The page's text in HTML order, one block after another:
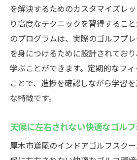
安全安心のインドアゴルフス
的に上達しよう
セコム導入で安心のセキ
会員専用の暗証番号シス
無料体験で施設の雰囲気
初心者でも安心のサポート
ストレスフリーな練習環
厚木市鳶尾のCaddyでゴルフの
見つけよう
を解決するためのカスタマイズレ
り高度なテクニックを習得するこ
のプログラムは、実際のゴルフプ
を身につけるために設計されてお
学ぶことができます。定期的なフ
ことで、進捗を確認しながら学習
な特徴です。
天候に左右されない快適なゴル
厚木市鳶尾のインドアゴルフスクー